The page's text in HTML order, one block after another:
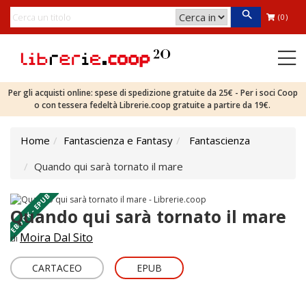
(0)
Per gli acquisti online: spese di spedizione gratuite da 25€ - Per i soci Coop
o con tessera fedeltà Librerie.coop gratuite a partire da 19€.
Home Fantascienza e Fantasy
Fantascienza
Quando qui sarà tornato il mare
EBOOK - EPUB
Quando qui sarà tornato il mare
diMoira Dal Sito
CARTACEO EPUB